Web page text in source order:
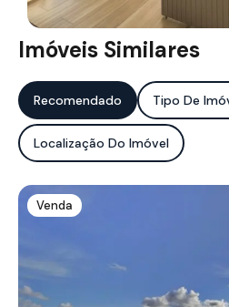
Imóveis Similares
Recomendado Tipo De
Localização Do Imóvel
Venda